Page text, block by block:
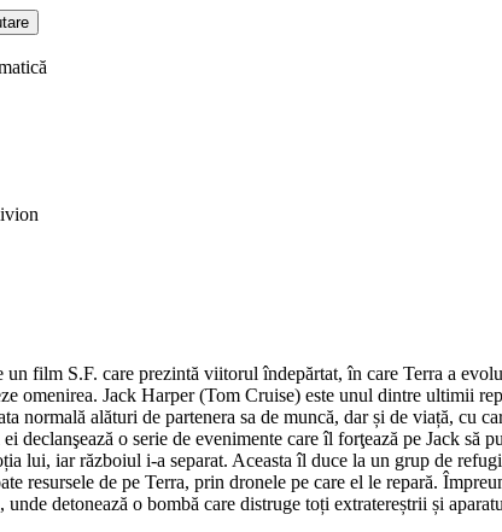
un film S.F. care prezintă viitorul îndepărtat, în care Terra a
omenirea. Jack Harper (Tom Cruise) este unul dintre ultimii
normală alături de partenera sa de muncă, dar și de viață, cu
declanşează o serie de evenimente care îl forţează pe Jack să
lui, iar războiul i-a separat. Aceasta îl duce la un grup de
resursele de pe Terra, prin dronele pe care el le repară.
detonează o bombă care distruge toți extratereștrii și